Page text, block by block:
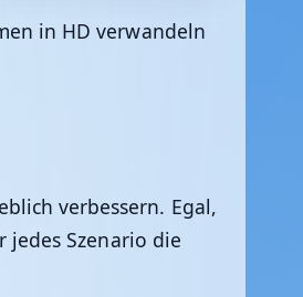
in HD verwandeln
verbessern. Egal,
Szenario die